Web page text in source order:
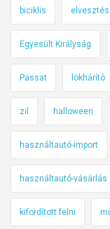
biciklis elvesztés
Egyesült Királyság
Passat lökhárító
zil halloween
használtautó-import
használtautó-vásárlás
kifordított felni